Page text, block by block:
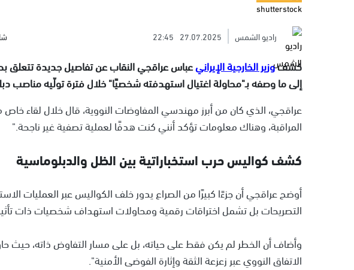
shutterstock
راديو الشمس
27.07.2025
22:45
كشفوزير الخارجية الإيرانيعباس عراقجي النقاب عن تفاصيل جديدة تتعلق
إلى ما وصفه بـ"محاولة اغتيال استهدفته شخصيًا" خلال فترة تولّيه مناصب
عراقجي، الذي كان من أبرز مهندسي المفاوضات النووية، قال خلال لقاء خاص
المراقبة، وهناك معلومات تؤكد أنني كنت هدفًا لعملية تصفية غير ناجحة."
كشف كواليس حرب استخباراتية بين الظل والدبلوماسية
أوضح عراقجي أن جزءًا كبيرًا من الصراع يدور خلف الكواليس عبر العمليات
التصريحات بل تشمل اختراقات رقمية ومحاولات استهداف شخصيات ذات
وأضاف أن الخطر لم يكن فقط على حياته، بل على مسار التفاوض ذاته، حيث
الاتفاق النووي عبر زعزعة الثقة وإثارة الفوضى الأمنية".